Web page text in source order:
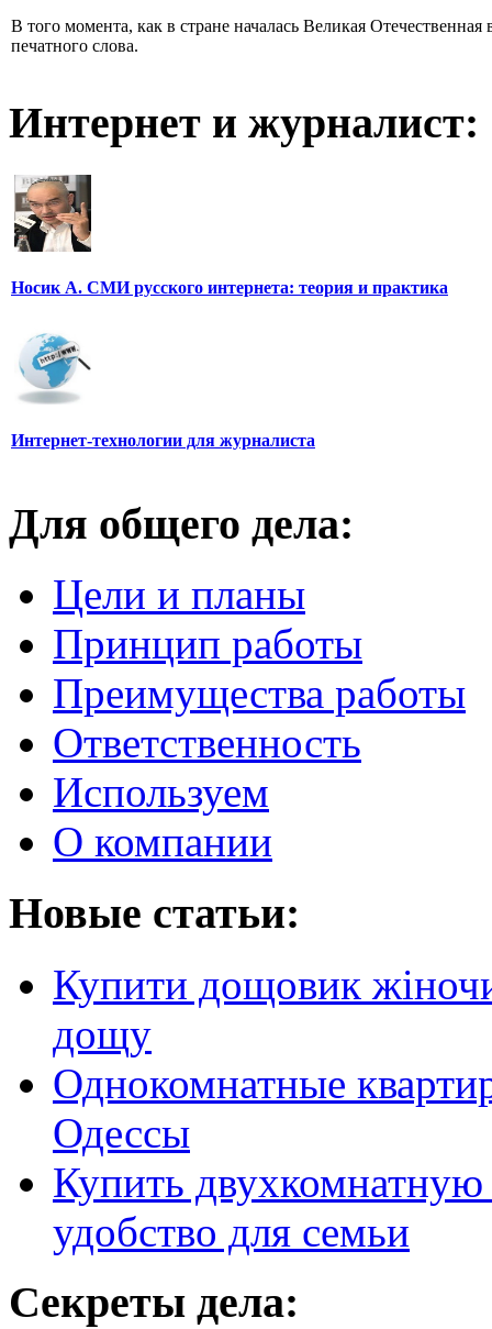
В того момента, как в стране началась Великая
печатного слова.
Интернет и журналист:
Носик А. СМИ русского интернета: теория и практика
Интернет-технологии для журналиста
Для общего дела:
Цели и планы
Принцип работы
Преимущества работы
Ответственность
Используем
О компании
Новые статьи:
Купити дощовик
дощу
Однокомнатные
Одессы
Купить
удобство для семьи
Секреты дела: